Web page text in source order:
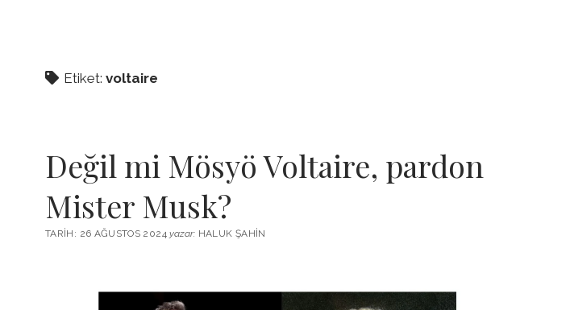
Etiket: voltaire
Değil mi Mösyö Voltaire, pardon
Mister Musk?
TARIH: 26 AĞUSTOS 2024yazar: HALUK ŞAHIN